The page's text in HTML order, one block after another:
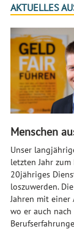
AKTUELLES
Menschen
Unser
letzten Jahr
20jähriges
loszuwerden.
Jahren mit einer
wo er auch